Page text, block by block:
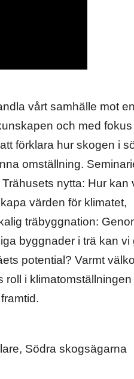
vårt samhälle mot
och med
förklara hur skogen i
omställning.
nytta: Hur kan
värden för klimatet,
träbyggnation:
byggnader i trä kan vi
potential? Varmt
roll i klimatomställningen
Södra skogsägarna